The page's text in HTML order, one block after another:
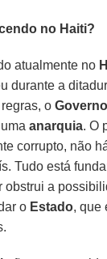
no Haiti?
atualmente no
durante a
regras, oGoverno
umaanarquia. O
corrupto, não
Tudo está
obstrui a
o Estado, que